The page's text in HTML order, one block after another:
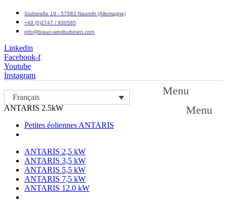
Südstraße 19 - 57583 Nauroth (Allemagne)
+49 (0)2747 / 930585
info@braun-windturbinen.com
Linkedin
Facebook-f
Youtube
Instagram
Français
Menu
Menu
ANTARIS 2.5kW
Petites éoliennes ANTARIS
ANTARIS 2,5 kW
ANTARIS 3,5 kW
ANTARIS 5,5 kW
ANTARIS 7,5 kW
ANTARIS 12.0 kW